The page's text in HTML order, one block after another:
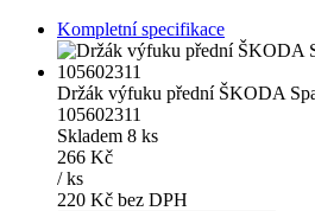
Kompletní specifikace
Držák výfuku přední ŠKODA
105602311
Skladem 8 ks
266 Kč
/ks
220 Kč bez DPH